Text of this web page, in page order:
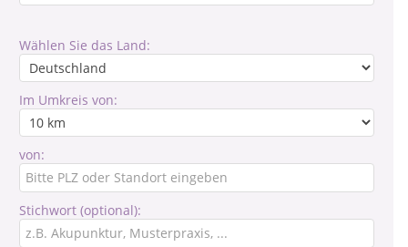
Wählen Sie das Land:
Im Umkreis von:
von:
Stichwort (optional):